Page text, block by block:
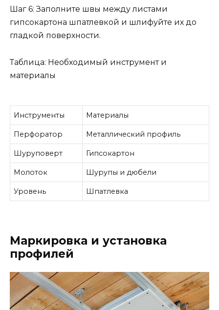
Шаг 6: Заполните швы между листами
гипсокартона шпатлевкой и шлифуйте их до
гладкой поверхности.
Таблица: Необходимый инструмент и
материалы
Инструменты Материалы
Перфоратор Металлический профиль
Шуруповерт Гипсокартон
Молоток Шурупы и дюбели
Уровень Шпатлевка
Маркировка и установка
профилей